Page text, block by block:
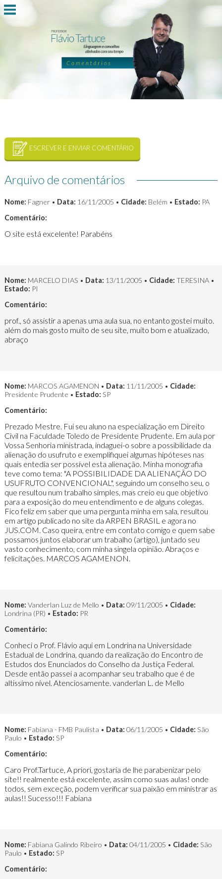
ESCREVER E ENVIAR COMENTÁRIO
Arquivo de comentários
Nome: Fagner • Data: 16/11/2005 • Cidade: Belém • Estado: PA
Comentário:
O site está excelente! Parabéns
Nome: MARCELO DIAS • Data: 13/11/2005 • Cidade: TERESINA •
Estado: PI
Comentário:
prof., só assistir a apenas uma aula sua, no entanto gostei muito.
além do mais gosto muito de seu site, muito bom e atualizado,
abraço
Nome: MARCOS AGAMENON • Data: 11/11/2005 • Cidade:
Presidente Prudente • Estado: SP
Comentário:
Prezado Mestre. Fui seu aluno na especialização em Direito
Civil na Faculdade Toledo de Presidente Prudente. Em aula por
Vossa Senhoria ministrada, indaguei-o sobre a possibilidade da
alienação do usufruto e exemplifiquei algumas hipóteses nas
quais entedia ser possível esta alienação. Minha monografia
teve como tema: "A POSSIBILIDADE DA ALIENAÇÃO DO
USUFRUTO CONVENCIONAL", seguindo um conselho seu, o
que resultou num trabalho simples, mas creio eu que objetivo
para a exposição do meu entendimento e de alguns colegas.
Fico feliz em saber que uma pergunta minha em sala, resultou
em artigo publicado no site da ARPEN BRASIL e agora no
JUS.COM. Caso queira, entre em contato comigo e quem sabe
possamos juntos elaborar um trabalho (artigo), juntado seu
vasto conhecimento, com minha singela opinião. Abraços e
felicitações. MARCOS AGAMENON.
Nome: Vanderlan Luz de Mello • Data: 09/11/2005 • Cidade:
Londrina (PR) • Estado: PR
Comentário:
Conheci o Prof. Flávio aqui em Londrina na Universidade
Estadual de Londrina, quando da realização do Encontro de
Estudos dos Enunciados do Conselho da Justiça Federal.
Desde então passei a acompanhar seu trabalho que é de
altissímo nível. Atenciosamente. vanderlan L. de Mello
Nome: Fabiana - FMB Paulista • Data: 06/11/2005 • Cidade: São
Paulo • Estado: SP
Comentário:
Caro Prof.Tartuce, A priori, gostaria de lhe parabenizar pelo
site!! realmente está excelente, assim como suas aulas! onde
todos, sem exceção, podem verificar sua paixão em ministrar as
aulas!! Sucesso!!! Fabiana
Nome: Fabiana Galindo Ribeiro • Data: 04/11/2005 • Cidade: São
Paulo • Estado: SP
Comentário: